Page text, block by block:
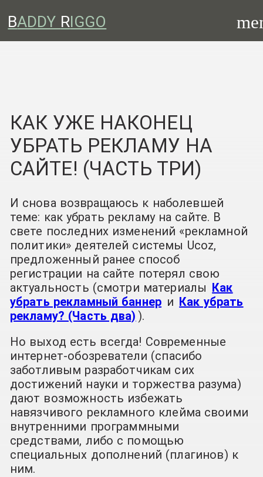
BADDY RIGGO
КАК УЖЕ НАКОНЕЦ
УБРАТЬ РЕКЛАМУ НА
САЙТЕ! (ЧАСТЬ ТРИ)
И снова возвращаюсь к наболевшей
теме: как убрать рекламу на сайте. В
свете последних изменений «рекламной
политики» деятелей системы Ucoz,
предложенный ранее способ
регистрации на сайте потерял свою
актуальность (смотри материалы Как
убрать рекламный баннер и Как убрать
рекламу? (Часть два) ).
Но выход есть всегда! Современные
интернет-обозреватели (спасибо
заботливым разработчикам сих
достижений науки и торжества разума)
дают возможность избежать
навязчивого рекламного клейма своими
внутренними программными
средствами, либо с помощью
специальных дополнений (плагинов) к
ним.